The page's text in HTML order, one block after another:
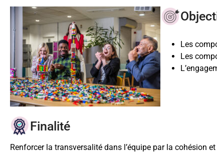
Les
Les
Finalité
Renforcer la transversalité dans l’équipe par la cohésion